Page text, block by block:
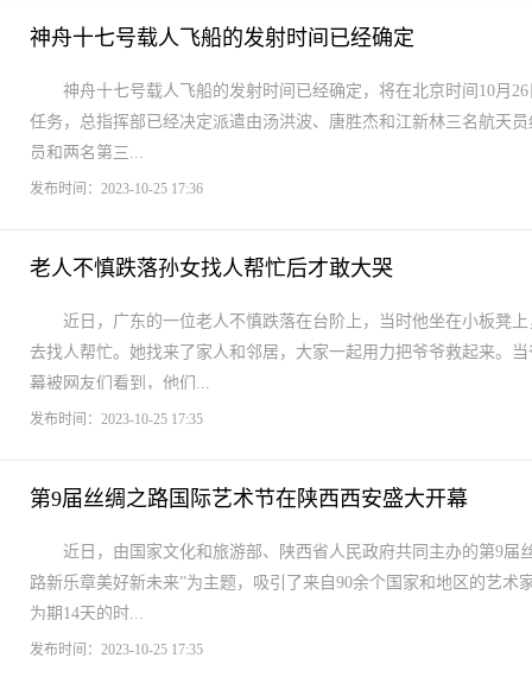
神舟十七号载人飞船的发射时间已经确定
神舟十七号载人飞船的发射时间已经确定，将在北京时间10月
任务，总指挥部已经决定派遣由汤洪波、唐胜杰和江新林三名航天
员和两名第三...
发布时间：2023-10-25 17:36
老人不慎跌落孙女找人帮忙后才敢大哭
近日，广东的一位老人不慎跌落在台阶上，当时他坐在小板凳
去找人帮忙。她找来了家人和邻居，大家一起用力把爷爷救起来。
幕被网友们看到，他们...
发布时间：2023-10-25 17:35
第9届丝绸之路国际艺术节在陕西西安盛大开幕
近日，由国家文化和旅游部、陕西省人民政府共同主办的第9
路新乐章美好新未来”为主题，吸引了来自90余个国家和地区的艺
为期14天的时...
发布时间：2023-10-25 17:35